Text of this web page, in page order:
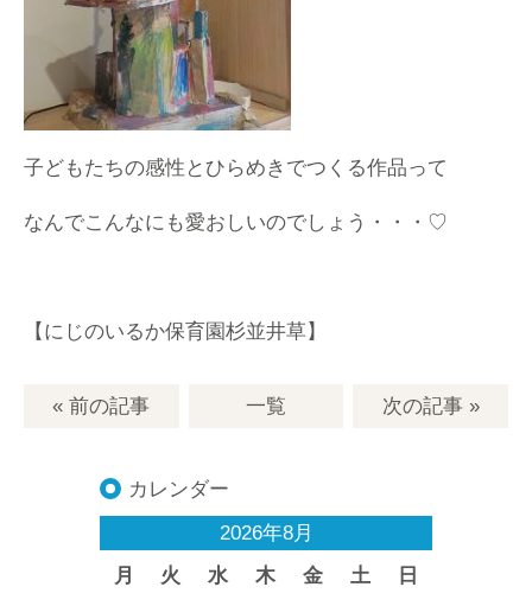
子どもたちの感性とひらめきでつくる作品って
なんでこんなにも愛おしいのでしょう・・・♡
【にじのいるか保育園杉並井草】
« 前の記事 一覧 次の記事»
カレンダー
2026年8月
月
火 水 木 金 土 日